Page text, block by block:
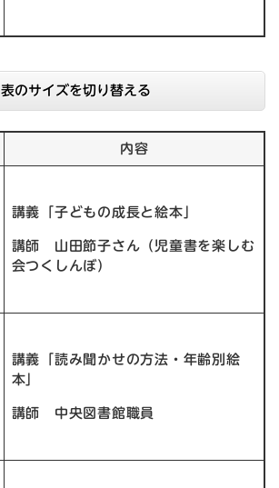
表のサイズを切り替える
内容
講義「子どもの成長と絵本」
講師 山田節子さん（児童書を楽しむ
会つくしんぼ）
講義「読み聞かせの方法・年齢別絵
本」
講師 中央図書館職員